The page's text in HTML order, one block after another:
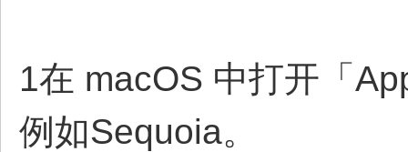
1在 macOS 中打开「
例如Sequoia。